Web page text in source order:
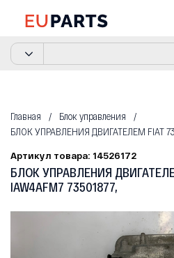
Главная
Блок управления
БЛОК УПРАВЛЕНИЯ ДВИГАТЕЛЕМ FIAT
Артикул товара: 14526172
БЛОК УПРАВЛЕНИЯ
IAW4AFM7 73501877,